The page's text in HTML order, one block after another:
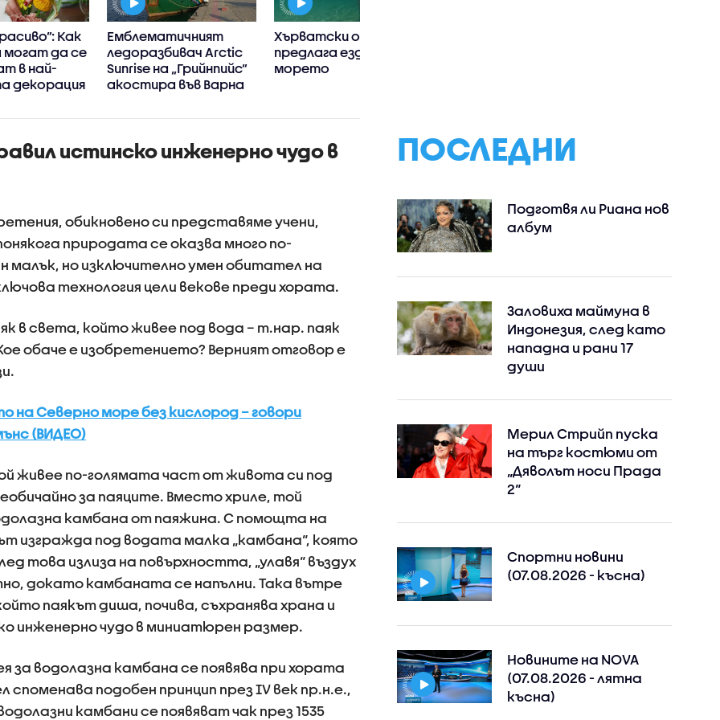
Как
да се
в най-
декорация
Емблематичният
ледоразбивач Arctic
Sunrise на „Грийнпийс”
акостира във Варна
Хърватски остров
предлага езда в
морето
истинско инженерно чудо в
обикновено си представяме учени,
природата се оказва много по-
малък, но изключително умен обитател на
технология цели векове преди хората.
в света, който живее под вода – т.нар. паяк
обаче е изобретението? Верният отговор е
на Северно море без кислород – говори
(ВИДЕО)
живее по-голямата част от живота си под
за паяците. Вместо хриле, той
камбана от паяжина. С помощта на
изгражда под водата малка „камбана“, която
това излиза на повърхността, „улавя“ въздух
докато камбаната се напълни. Така вътре
паякът диша, почива, съхранява храна и
инженерно чудо в миниатюрен размер.
за водолазна камбана се появява при хората
подобен принцип през IV век пр.н.е.,
камбани се появяват чак през 1535
ПОСЛЕДНИ
Подготвя ли Риана нов
албум
Заловиха маймуна в
Индонезия, след като
нападна и рани 17
души
Мерил Стрийп пуска
на търг костюми от
„Дяволът носи Прада
2“
Спортни новини
(07.08.2026 - късна)
Новините на NOVA
(07.08.2026 - лятна
късна)